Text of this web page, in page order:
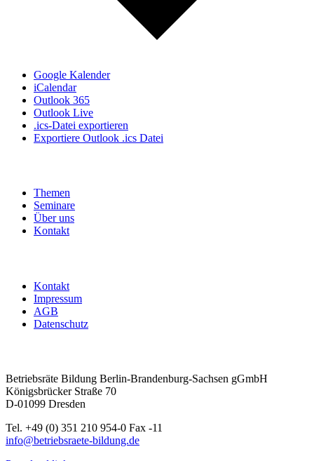
Google Kalender
iCalendar
Outlook 365
Outlook Live
.ics-Datei exportieren
Exportiere Outlook .ics Datei
Themen
Seminare
Über uns
Kontakt
Kontakt
Impressum
AGB
Datenschutz
Betriebsräte Bildung Berlin-Brandenburg-Sachsen gGmbH
Königsbrücker Straße 70
D-01099 Dresden
Tel. +49 (0) 351 210 954-0 Fax -11
info@betriebsraete-bildung.de